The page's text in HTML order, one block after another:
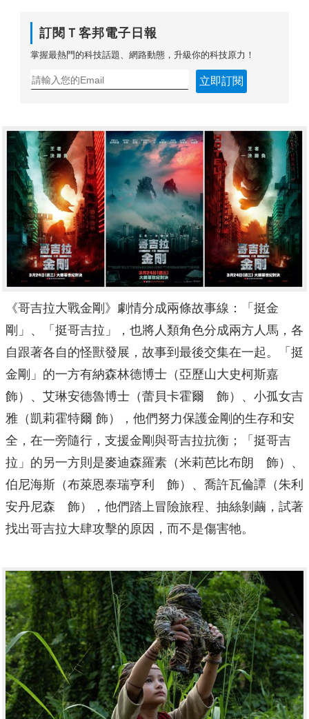
訂閱Ｔ客邦電子日報
掌握最熱門的科技話題、網路動態，升級你的科技原力！
立即訂閱
《哥吉拉大戰金剛》劇情分成兩條故事線：「挺金
剛」、「 挺哥吉拉」，也將人類角色分成兩方人馬， 各
自跟著各自的怪獸發展，故事到最後交集在一起。「挺
金剛」 的一方有納森林德博士（亞歷山大史柯斯嘉
飾）、艾琳安德魯博士（蕾貝卡霍爾 飾）、小孤女吉
雅（凱莉霍特爾 飾），他們努力保護金剛的生存和安
全，在一旁隨行， 支援金剛與哥吉拉抗衡；「挺哥吉
拉」的另一方則是麥迪森羅素（米莉芭比布朗 飾）、
伯尼海斯（布萊恩泰瑞亨利 飾）、喬許瓦倫譚（朱利
安丹尼森 飾），他們踏上冒險旅程、抽絲剝繭， 試著
找出哥吉拉大肆攻擊的原因，而不是傷害牠。